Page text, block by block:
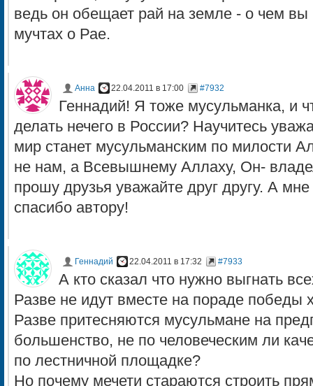
ведь он обещает рай на земле - о чем вы
мучтах о Рае.
Анна 22.04.2011 в 17:00 #7932
Геннадий! Я тоже мусульманка, и
делать нечего в России? Научитесь
мир станет мусульманским по милости
не нам, а Всевышнему Аллаху, Он-
прошу друзья уважайте друг другу. А
спасибо автору!
Геннадий 22.04.2011 в 17:32 #7933
А кто сказал что нужно выгнать
Разве не идут вместе на пораде победы
Разве притесняются мусульмане на
большенство, не по человеческим ли
по лестничной площадке?
Но почему мечети стараются строить